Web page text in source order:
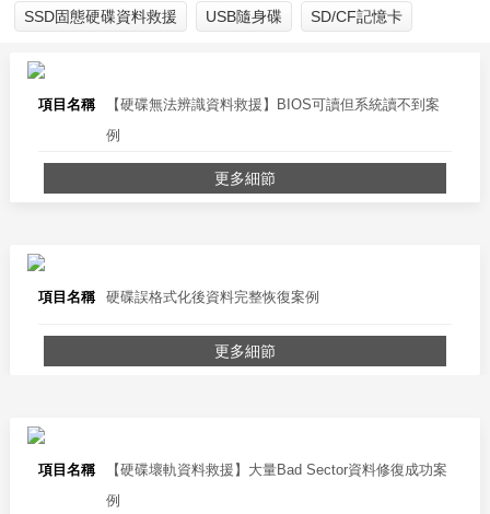
SSD固態硬碟資料救援 USB隨身碟 SD/CF記憶卡
項目名稱
【硬碟無法辨識資料救援】BIOS可讀但系統讀不到案
例
更多細節
項目名稱 硬碟誤格式化後資料完整恢復案例
更多細節
項目名稱
【硬碟壞軌資料救援】大量Bad Sector資料修復成功案
例